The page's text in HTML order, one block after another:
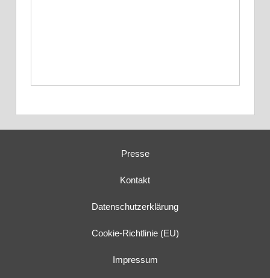
Presse
Kontakt
Datenschutzerklärung
Cookie-Richtlinie (EU)
Impressum